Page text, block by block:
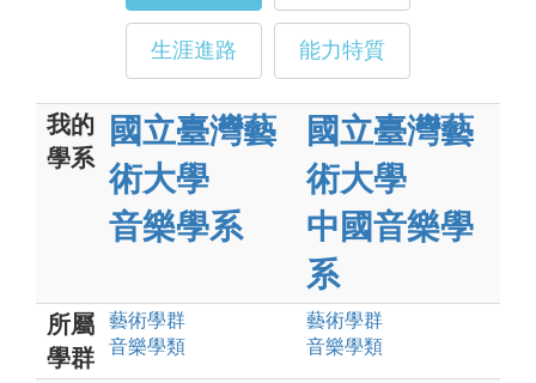
生涯進路 能力特質
我的
學系
國立臺灣藝
術大學
音樂學系
國立臺灣藝
術大學
中國音樂學
系
所屬
學群
藝術學群
音樂學類
藝術學群
音樂學類